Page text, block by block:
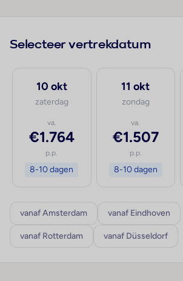
Selecteer vertrekdatum
10 okt
zaterdag
va.
€1.764
p.p.
8-10 dagen
11 okt
zondag
va.
€1.507
p.p.
8-10 dagen
vanaf Amsterdam vanaf Eindhoven
vanaf Rotterdam vanaf Düsseldorf